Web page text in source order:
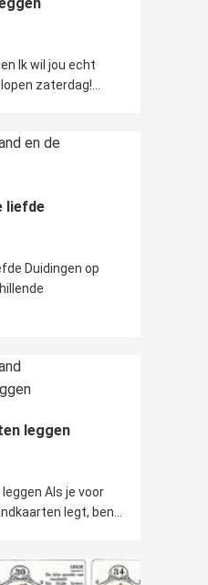
Ik wil jou echt
zaterdag!...
liefde
Duidingen op
leggen
Als je voor
legt, ben...